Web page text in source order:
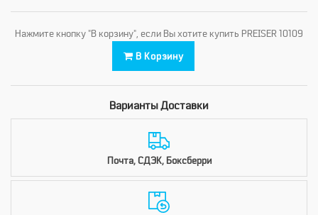
Нажмите кнопку "В корзину", если Вы хотите купить PREISER 10109
В Корзину
Варианты Доставки
Почта, СДЭК, Боксберри